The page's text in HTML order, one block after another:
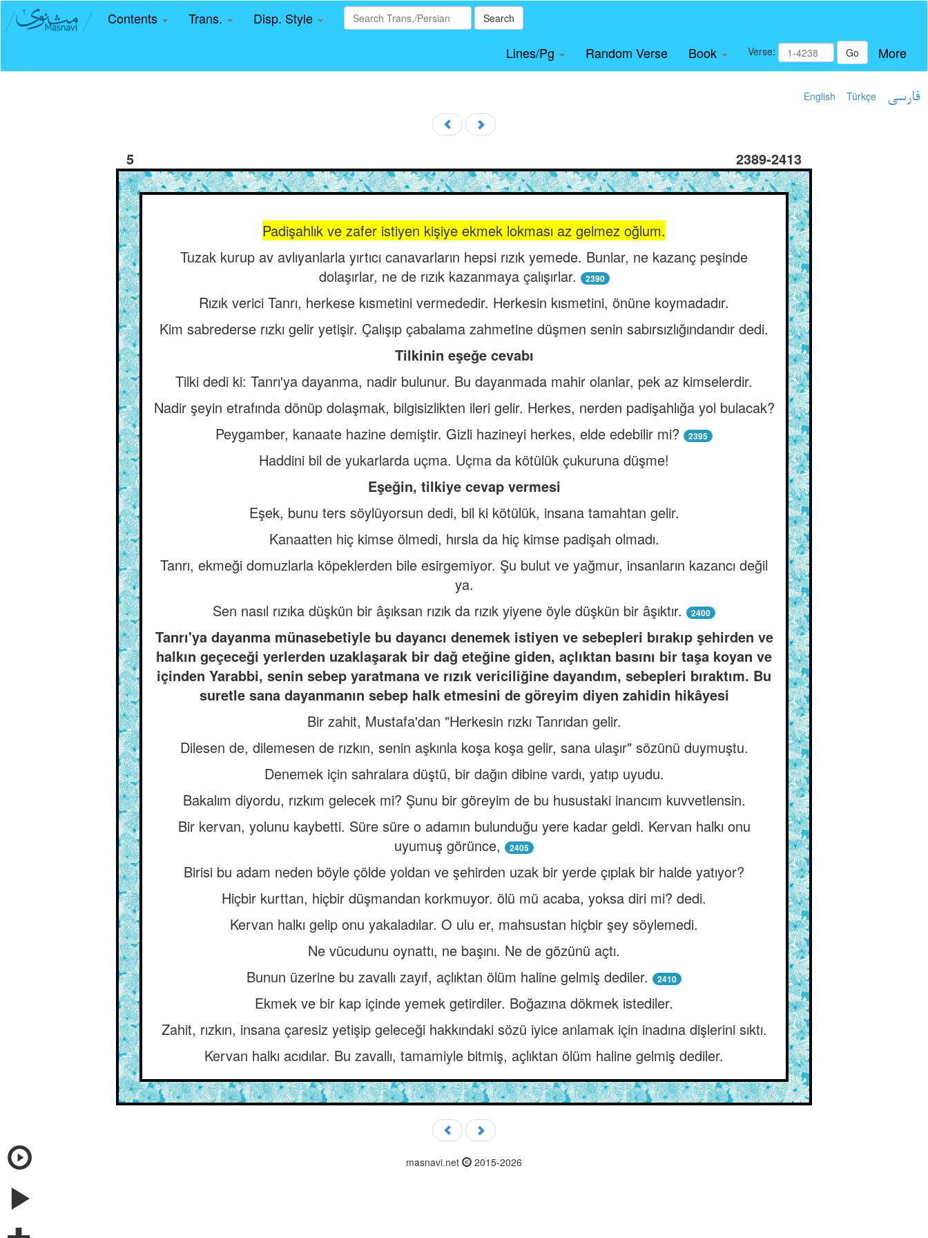
Contents Trans. Disp. Style Search
Lines/Pg Random Verse Book Verse: Go More
English Türkçe فارسی
5 2389-2413
Padişahlık ve zafer istiyen kişiye ekmek lokması az gelmez oğlum.
Tuzak kurup av avlıyanlarla yırtıcı canavarların hepsi rızık yemede. Bunlar, ne kazanç peşinde
dolaşırlar, ne de rızık kazanmaya çalışırlar.
2390
Rızık verici Tanrı, herkese kısmetini vermededir. Herkesin kısmetini, önüne koymadadır.
Kim sabrederse rızkı gelir yetişir. Çalışıp çabalama zahmetine düşmen senin sabırsızlığındandır dedi.
Tilkinin eşeğe cevabı
Tilki dedi ki: Tanrı'ya dayanma, nadir bulunur. Bu dayanmada mahir olanlar, pek az kimselerdir.
Nadir şeyin etrafında dönüp dolaşmak, bilgisizlikten ileri gelir. Herkes, nerden padişahlığa yol bulacak?
Peygamber, kanaate hazine demiştir. Gizli hazineyi herkes, elde edebilir mi?
2395
Haddini bil de yukarlarda uçma. Uçma da kötülük çukuruna düşme!
Eşeğin, tilkiye cevap vermesi
Eşek, bunu ters söylüyorsun dedi, bil ki kötülük, insana tamahtan gelir.
Kanaatten hiç kimse ölmedi, hırsla da hiç kimse padişah olmadı.
Tanrı, ekmeği domuzlarla köpeklerden bile esirgemiyor. Şu bulut ve yağmur, insanların kazancı değil
ya.
Sen nasıl rızıka düşkün bir âşıksan rızık da rızık yiyene öyle düşkün bir âşıktır.
2400
Tanrı'ya dayanma münasebetiyle bu dayancı denemek istiyen ve sebepleri bırakıp şehirden ve
halkın geçeceği yerlerden uzaklaşarak bir dağ eteğine giden, açlıktan basını bir taşa koyan ve
içinden Yarabbi, senin sebep yaratmana ve rızık vericiliğine dayandım, sebepleri bıraktım. Bu
suretle sana dayanmanın sebep halk etmesini de göreyim diyen zahidin hikâyesi
Bir zahit, Mustafa'dan "Herkesin rızkı Tanrıdan gelir.
Dilesen de, dilemesen de rızkın, senin aşkınla koşa koşa gelir, sana ulaşır" sözünü duymuştu.
Denemek için sahralara düştü, bir dağın dibine vardı, yatıp uyudu.
Bakalım diyordu, rızkım gelecek mi? Şunu bir göreyim de bu husustaki inancım kuvvetlensin.
Bir kervan, yolunu kaybetti. Süre süre o adamın bulunduğu yere kadar geldi. Kervan halkı onu
uyumuş görünce,
2405
Birisi bu adam neden böyle çölde yoldan ve şehirden uzak bir yerde çıplak bir halde yatıyor?
Hiçbir kurttan, hiçbir düşmandan korkmuyor. ölü mü acaba, yoksa diri mi? dedi.
Kervan halkı gelip onu yakaladılar. O ulu er, mahsustan hiçbir şey söylemedi.
Ne vücudunu oynattı, ne başını. Ne de gözünü açtı.
Bunun üzerine bu zavallı zayıf, açlıktan ölüm haline gelmiş dediler.
2410
Ekmek ve bir kap içinde yemek getirdiler. Boğazına dökmek istediler.
Zahit, rızkın, insana çaresiz yetişip geleceği hakkındaki sözü iyice anlamak için inadına dişlerini sıktı.
Kervan halkı acıdılar. Bu zavallı, tamamiyle bitmiş, açlıktan ölüm haline gelmiş dediler.
masnavi.net 2015-2026